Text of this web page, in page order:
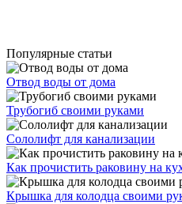
Популярные статьи
Отвод воды от дома
Трубогиб своими руками
Сололифт для канализации
Как прочистить раковину на
Крышка для колодца своими